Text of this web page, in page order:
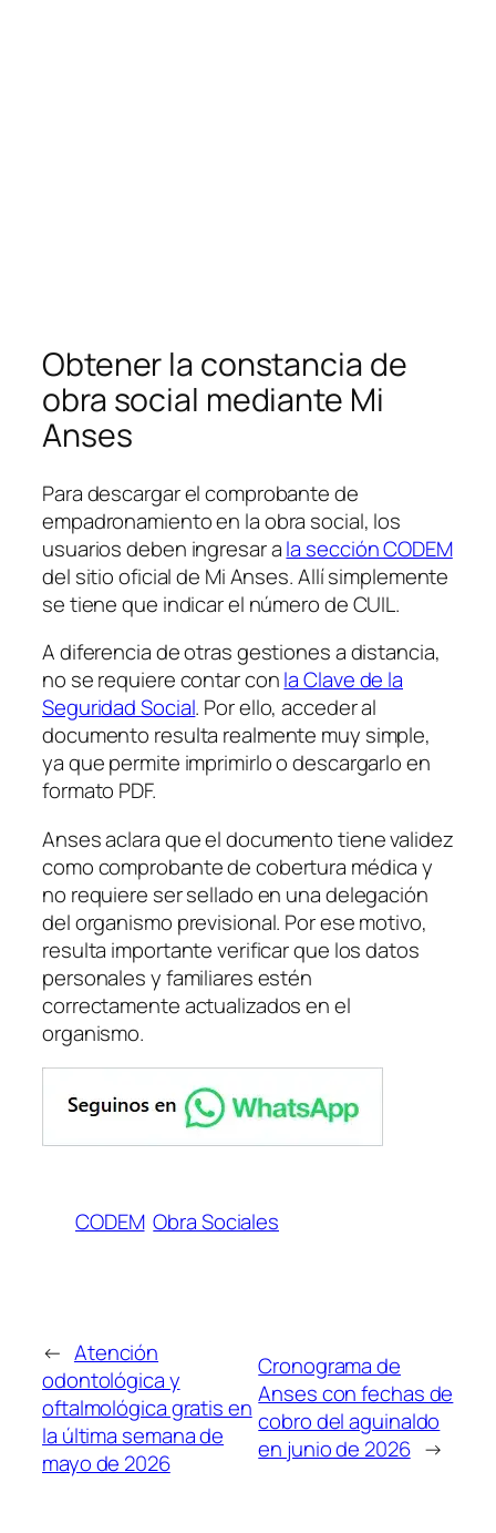
Obtener la constancia de
obra social mediante Mi
Anses
Para descargar el comprobante de
empadronamiento en la obra social, los
usuarios deben ingresar ala sección CODEM
del sitio oficial de Mi Anses. Allí simplemente
se tiene que indicar el número de CUIL.
A diferencia de otras gestiones a distancia,
no se requiere contar conla Clave de la
Seguridad Social. Por ello, acceder al
documento resulta realmente muy simple,
ya que permite imprimirlo o descargarlo en
formato PDF.
Anses aclara que el documento tiene validez
como comprobante de cobertura médica y
no requiere ser sellado en una delegación
del organismo previsional. Por ese motivo,
resulta importante verificar que los datos
personales y familiares estén
correctamente actualizados en el
organismo.
CODEM Obra Sociales
← Atención
odontológica y
oftalmológica gratis en
la última semana de
mayo de 2026
Cronograma de
Anses con fechas de
cobro del aguinaldo
en junio de 2026 →